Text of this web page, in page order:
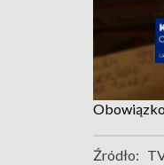
Źródło: